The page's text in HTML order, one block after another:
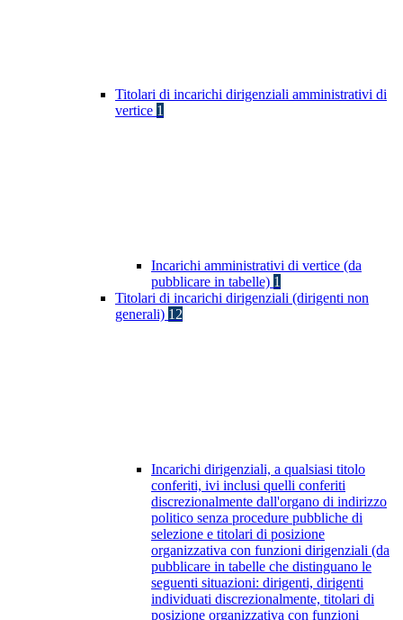
Titolari di incarichi dirigenziali amministrativi di
vertice 1
Incarichi amministrativi di vertice (da
pubblicare in tabelle) 1
Titolari di incarichi dirigenziali (dirigenti non
generali) 12
Incarichi dirigenziali, a qualsiasi titolo
conferiti, ivi inclusi quelli conferiti
discrezionalmente dall'organo di indirizzo
politico senza procedure pubbliche di
selezione e titolari di posizione
organizzativa con funzioni dirigenziali (da
pubblicare in tabelle che distinguano le
seguenti situazioni: dirigenti, dirigenti
individuati discrezionalmente, titolari di
posizione organizzativa con funzioni